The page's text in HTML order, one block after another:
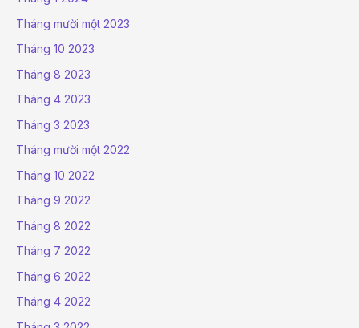
Tháng mười một 2023
Tháng 10 2023
Tháng 8 2023
Tháng 4 2023
Tháng 3 2023
Tháng mười một 2022
Tháng 10 2022
Tháng 9 2022
Tháng 8 2022
Tháng 7 2022
Tháng 6 2022
Tháng 4 2022